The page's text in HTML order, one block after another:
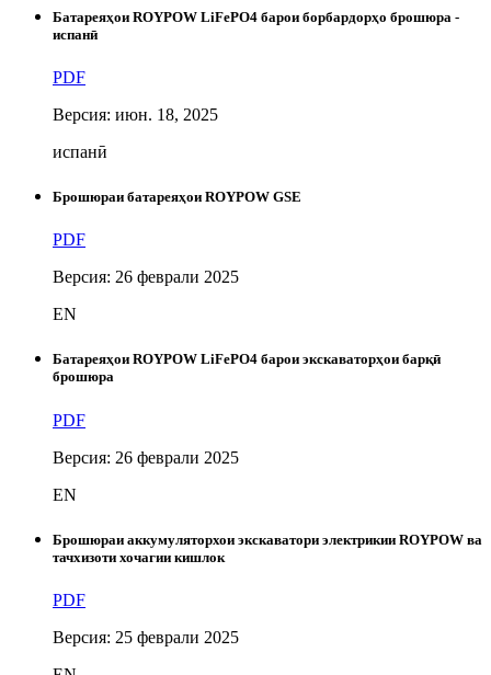
Батареяҳои ROYPOW LiFePO4 барои борбардорҳо брошюра -
испанӣ
PDF
Версия: июн. 18, 2025
испанӣ
Брошюраи батареяҳои ROYPOW GSE
PDF
Версия: 26 феврали 2025
EN
Батареяҳои ROYPOW LiFePO4 барои экскаваторҳои барқӣ
брошюра
PDF
Версия: 26 феврали 2025
EN
Брошюраи аккумуляторхои экскаватори электрикии ROYPOW ва
тачхизоти хочагии кишлок
PDF
Версия: 25 феврали 2025